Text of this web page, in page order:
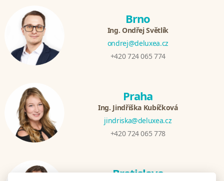
Brno
Ing. Ondřej Světlík
ondrej@deluxea.cz
+420 724 065 774
Praha
Ing. Jindřiška Kubíčková
jindriska@deluxea.cz
+420 724 065 778
Bratislava